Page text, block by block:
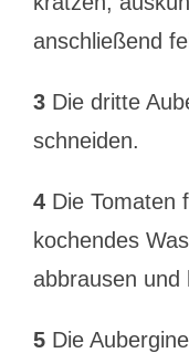
anschließend
3Die dritte
schneiden.
4Die Tomaten
kochendes
abbrausen und
5Die